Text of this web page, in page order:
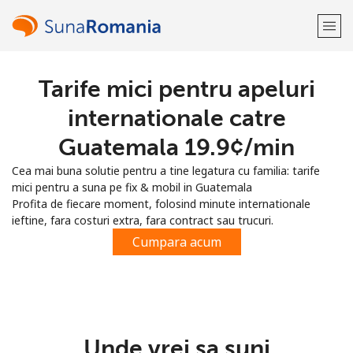
Bine-ai venit!
Inregistreaza-te cu
Tarife mici pentru apeluri
internationale catre
Guatemala ⁦19.9¢⁩/min
Cea mai buna solutie pentru a tine legatura cu familia: tarife
mici pentru a suna pe fix & mobil in Guatemala
Profita de fiecare moment, folosind minute internationale
ieftine, fara costuri extra, fara contract sau trucuri.
Cumpara acum